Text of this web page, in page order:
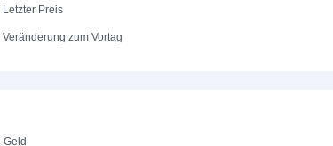
Letzter Preis
Veränderung zum Vortag
Geld